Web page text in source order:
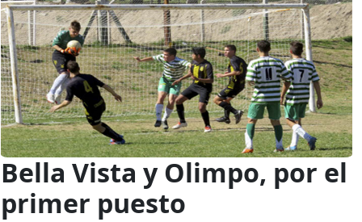
Bella Vista y Olimpo, por el
primer puesto